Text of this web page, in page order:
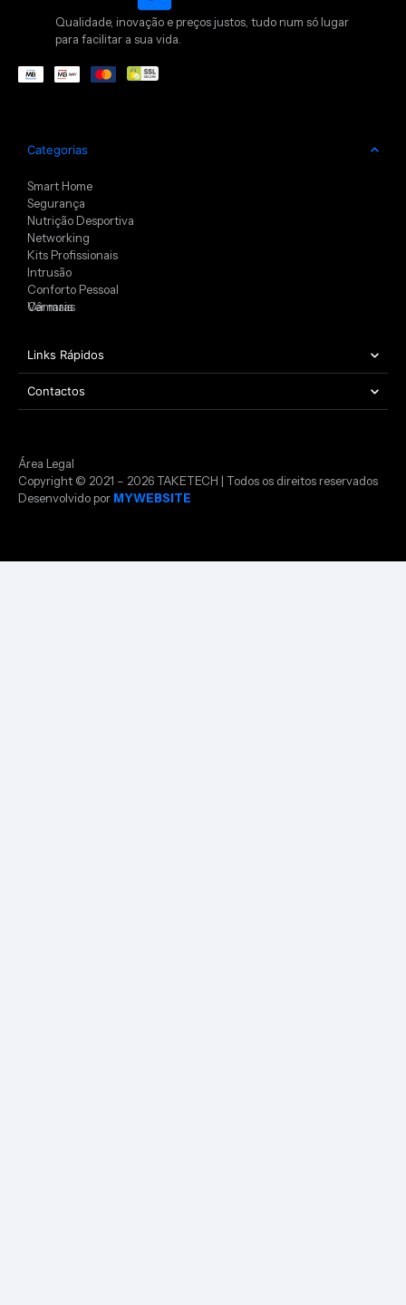
Qualidade, inovação e preços justos, tudo num só lugar
para facilitar a sua vida.
Categorias
Smart Home
Segurança
Nutrição Desportiva
Networking
Kits Profissionais
Intrusão
Conforto Pessoal
Câmaras
Ver mais
Links Rápidos
Contactos
Copyright © 2021 – 2026 TAKETECH | Todos os direitos reservados
Desenvolvido por MYWEBSITE
Área Legal